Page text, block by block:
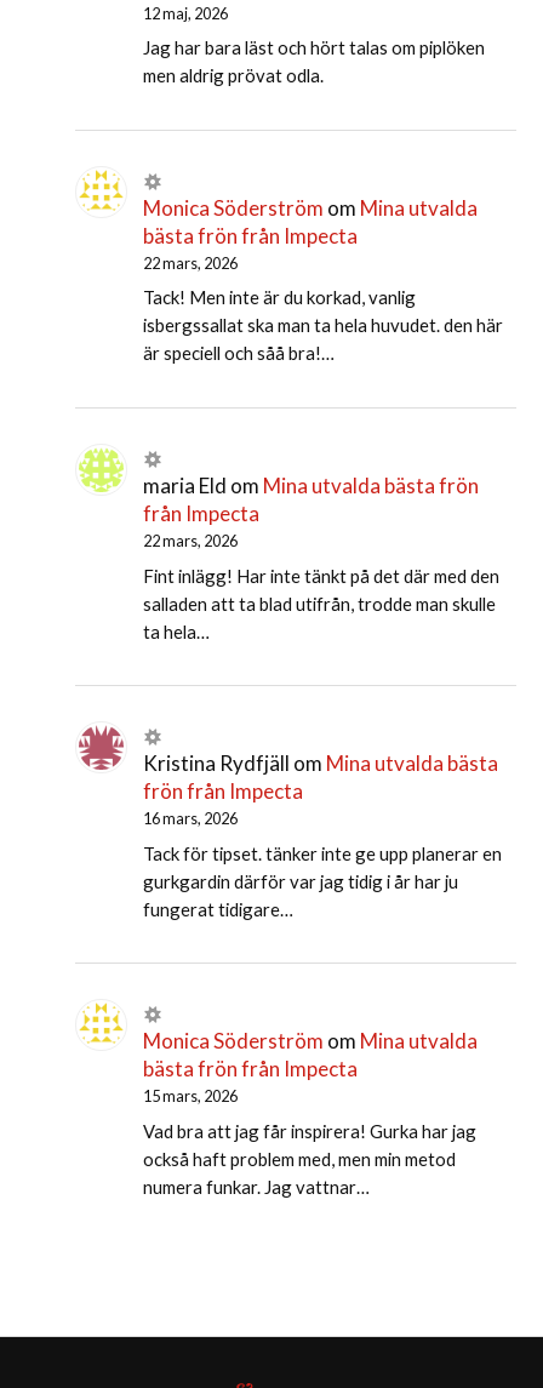
12 maj, 2026
Jag har bara läst och hört talas om piplöken
men aldrig prövat odla.
Monica Söderström om Mina utvalda
bästa frön från Impecta
22 mars, 2026
Tack! Men inte är du korkad, vanlig
isbergssallat ska man ta hela huvudet. den här
är speciell och såå bra!…
maria Eld om Mina utvalda bästa frön
från Impecta
22 mars, 2026
Fint inlägg! Har inte tänkt på det där med den
salladen att ta blad utifrån, trodde man skulle
ta hela…
Kristina Rydfjäll om Mina utvalda bästa
frön från Impecta
16 mars, 2026
Tack för tipset. tänker inte ge upp planerar en
gurkgardin därför var jag tidig i år har ju
fungerat tidigare…
Monica Söderström om Mina utvalda
bästa frön från Impecta
15 mars, 2026
Vad bra att jag får inspirera! Gurka har jag
också haft problem med, men min metod
numera funkar. Jag vattnar…